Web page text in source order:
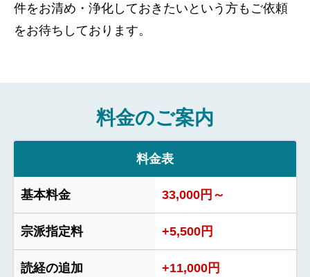
件をお清め・浄化しておきたいという方もご依頼
をお待ちしております。
料金のご案内
料金表
基本料金 33,000円～
宗派指定料 +5,500円
読経の追加 +11,000円